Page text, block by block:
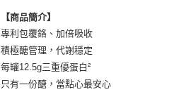
【商品簡介】
專利包覆鉻、加倍吸收
積極醣管理，代謝穩定
每罐12.5g三重優蛋白²
只有一份醣，當點心最安心